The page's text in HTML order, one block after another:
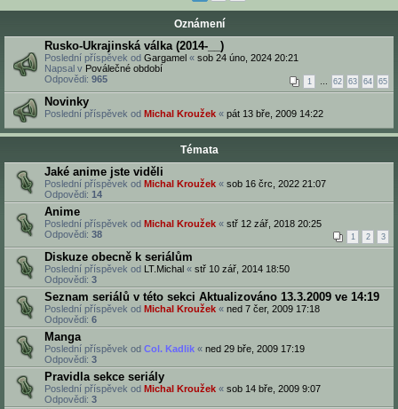
Oznámení
Rusko-Ukrajinská válka (2014-__)
Poslední příspěvek od Gargamel « sob 24 úno, 2024 20:21
Napsal v Poválečné období
Odpovědi: 965 1 … 62 63 64 65
Novinky
Poslední příspěvek od Michal Kroužek « pát 13 bře, 2009 14:22
Témata
Jaké anime jste viděli
Poslední příspěvek od Michal Kroužek « sob 16 črc, 2022 21:07
Odpovědi: 14
Anime
Poslední příspěvek od Michal Kroužek « stř 12 zář, 2018 20:25
Odpovědi: 38 1 2 3
Diskuze obecně k seriálům
Poslední příspěvek od LT.Michal « stř 10 zář, 2014 18:50
Odpovědi: 3
Seznam seriálů v této sekci Aktualizováno 13.3.2009 ve 14:19
Poslední příspěvek od Michal Kroužek « ned 7 čer, 2009 17:18
Odpovědi: 6
Manga
Poslední příspěvek od Col. Kadlik « ned 29 bře, 2009 17:19
Odpovědi: 3
Pravidla sekce seriály
Poslední příspěvek od Michal Kroužek « sob 14 bře, 2009 9:07
Odpovědi: 3